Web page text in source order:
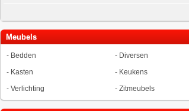
Meubels
- Bedden - Diversen
- Kasten - Keukens
- Verlichting - Zitmeubels